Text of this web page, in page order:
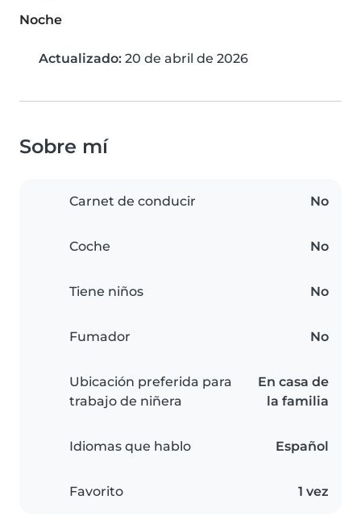
Noche
Actualizado: 20 de abril de 2026
Sobre mí
Carnet de conducir No
Coche No
Tiene niños No
Fumador No
Ubicación preferida para
trabajo de niñera
En casa de
la familia
Idiomas que hablo Español
Favorito 1 vez